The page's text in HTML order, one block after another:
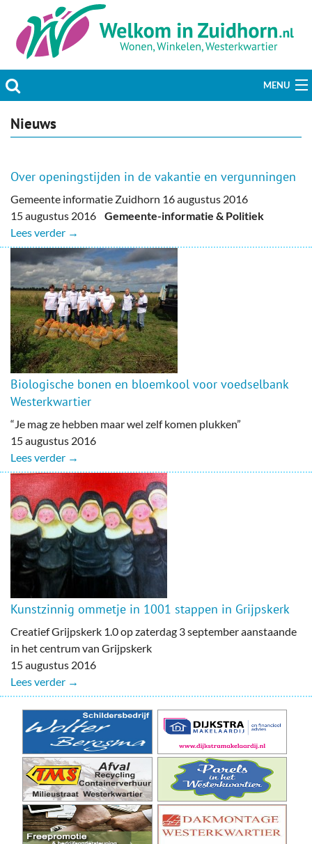
MENU
Actueel
Welzijn & Maatschappij
Bedrijven
Prikbord & Aanbiedingen
Plaats bericht
Nieuws
Over openingstijden in de vakantie en vergunningen
Gemeente informatie Zuidhorn 16 augustus 2016
15 augustus 2016 Gemeente-informatie & Politiek
Lees verder →
Biologische bonen en bloemkool voor voedselbank
Westerkwartier
“Je mag ze hebben maar wel zelf komen plukken”
15 augustus 2016
Lees verder →
Kunstzinnig ommetje in 1001 stappen in Grijpskerk
Creatief Grijpskerk 1.0 op zaterdag 3 september aanstaande
in het centrum van Grijpskerk
15 augustus 2016
Lees verder →